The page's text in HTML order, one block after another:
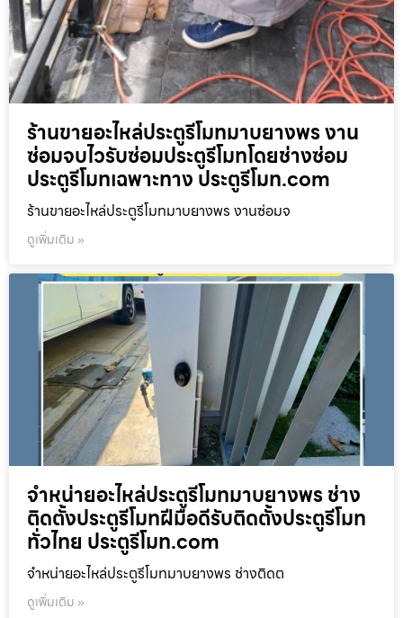
ร้านขายอะไหล่ประตูรีโมทมาบยางพร งาน
ซ่อมจบไวรับซ่อมประตูรีโมทโดยช่างซ่อม
ประตูรีโมทเฉพาะทาง ประตูรีโมท.com
ร้านขายอะไหล่ประตูรีโมทมาบยางพร งานซ่อมจ
ดูเพิ่มเติม »
จำหน่ายอะไหล่ประตูรีโมทมาบยางพร ช่าง
ติดตั้งประตูรีโมทฝีมือดีรับติดตั้งประตูรีโมท
ทั่วไทย ประตูรีโมท.com
จำหน่ายอะไหล่ประตูรีโมทมาบยางพร ช่างติดต
ดูเพิ่มเติม »